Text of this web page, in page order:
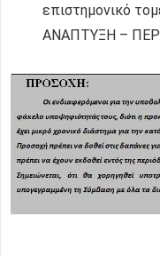
επιστημονικό
ΑΝΑΠΤΥΞΗ –